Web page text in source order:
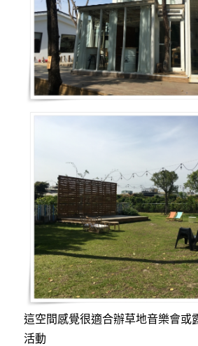
這空間感覺很適合辦草地音樂會或
活動